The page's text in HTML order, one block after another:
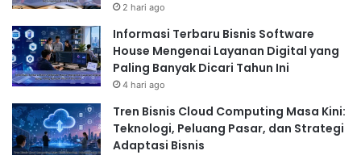
2 hari ago
Informasi Terbaru Bisnis Software
House Mengenai Layanan Digital yang
Paling Banyak Dicari Tahun Ini
4 hari ago
Tren Bisnis Cloud Computing Masa Kini:
Teknologi, Peluang Pasar, dan Strategi
Adaptasi Bisnis